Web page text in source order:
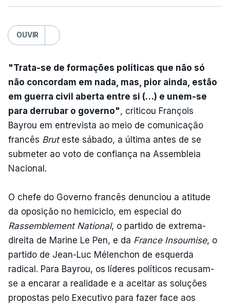
OUVIR
"Trata-se de formações políticas que não só
não concordam em nada, mas, pior ainda, estão
em guerra civil aberta entre si (…) e unem-se
para derrubar o governo", criticou François
Bayrou em entrevista ao meio de comunicação
francês Bruteste sábado, a última antes de se
submeter ao voto de confiança na Assembleia
Nacional.
O chefe do Governo francês denunciou a atitude
da oposição no hemiciclo, em especial do
Rassemblement National, o partido de extrema-
direita de Marine Le Pen, e da France Insoumise, o
partido de Jean-Luc Mélenchon de esquerda
radical. Para Bayrou, os líderes políticos recusam-
se a encarar a realidade e a aceitar as soluções
propostas pelo Executivo para fazer face aos